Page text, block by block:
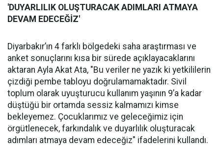
'DUYARLILIK OLUŞTURACAK ADIMLARI ATMAYA
DEVAM EDECEĞİZ'
Diyarbakır’ın 4 farklı bölgedeki saha araştırması ve
anket sonuçlarını kısa bir sürede açıklayacaklarını
aktaran Ayla Akat Ata, "Bu veriler ne yazık ki yetkililerin
çizdiği pembe tabloyu doğrulamamaktadır. Sivil
toplum olarak uyuşturucu kullanım yaşının 9’a kadar
düştüğü bir ortamda sessiz kalmamızı kimse
bekleyemez. Çocuklarımız ve geleceğimiz için
örgütlenecek, farkındalık ve duyarlılık oluşturacak
adımları atmaya devam edeceğiz" ifadelerini kullandı.